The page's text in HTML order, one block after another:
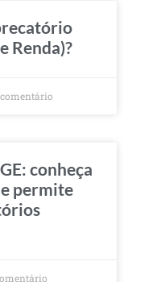
Renda)?
conheça
permite